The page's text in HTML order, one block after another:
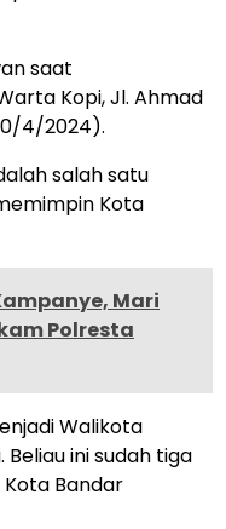
saat
Kopi, Jl. Ahmad
4/2024).
salah satu
Kota
Mari
Polresta
Walikota
Beliau ini sudah tiga
Bandar